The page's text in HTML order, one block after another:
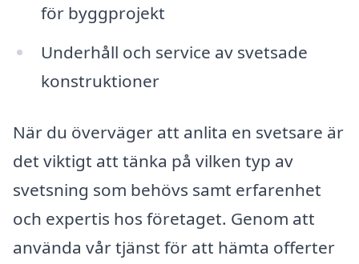
för byggprojekt
Underhåll och service av svetsade
konstruktioner
När du överväger att anlita en svetsare är
det viktigt att tänka på vilken typ av
svetsning som behövs samt erfarenhet
och expertis hos företaget. Genom att
använda vår tjänst för att hämta offerter